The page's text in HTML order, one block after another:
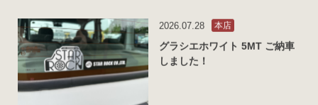
2026.07.28 本店
グラシエホワイト 5MT ご納車
しました！